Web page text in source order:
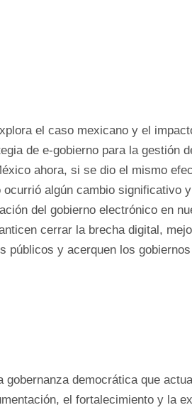
el caso mexicano y el
de e-gobierno para la gestión
ahora, si se dio el mismo
algún cambio significativo
del gobierno electrónico en
cerrar la brecha digital,
públicos y acerquen los
gobernanza democrática que
el fortalecimiento y la